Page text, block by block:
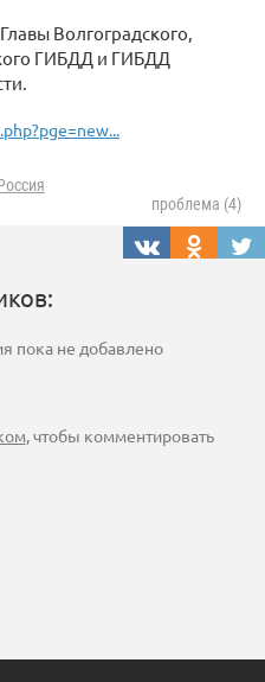
Волгоградского,
ГИБДД и ГИБДД
проблема (4)
пока не добавлено
, чтобы комментировать